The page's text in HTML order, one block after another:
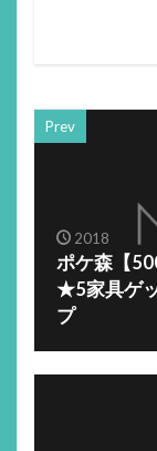
Prev
2018
ポケ森【
★5家具ゲ
プ